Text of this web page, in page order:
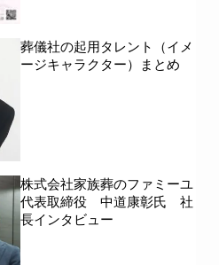
葬儀社の起用タレント（イメ
ージキャラクター）まとめ
株式会社家族葬のファミーユ
代表取締役 中道康彰氏 社
長インタビュー